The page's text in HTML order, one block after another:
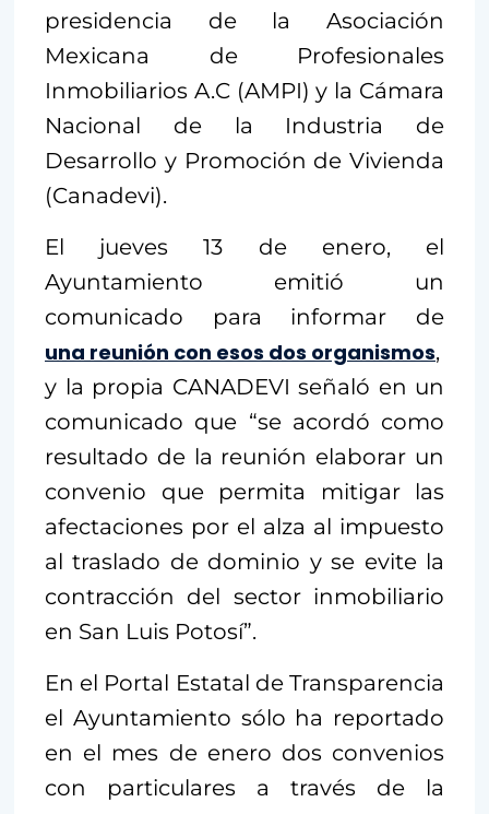
presidencia de la Asociación
Mexicana de Profesionales
Inmobiliarios A.C (AMPI) y la Cámara
Nacional de la Industria de
Desarrollo y Promoción de Vivienda
(Canadevi).
El jueves 13 de enero, el
Ayuntamiento emitió un
comunicado para informar de
una reunión con esos dos organismos,
y la propia CANADEVI señaló en un
comunicado que “se acordó como
resultado de la reunión elaborar un
convenio que permita mitigar las
afectaciones por el alza al impuesto
al traslado de dominio y se evite la
contracción del sector inmobiliario
en San Luis Potosí”.
En el Portal Estatal de Transparencia
el Ayuntamiento sólo ha reportado
en el mes de enero dos convenios
con particulares a través de la